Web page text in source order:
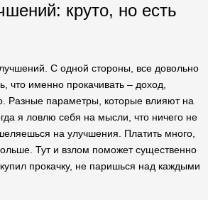
круто, но есть
С одной стороны, все довольно
что именно прокачивать – доход,
Разные параметры, которые влияют на
я ловлю себя на мысли, что ничего не
на улучшения. Платить много,
Тут и взлом поможет существенно
прокачку, не паришься над каждыми